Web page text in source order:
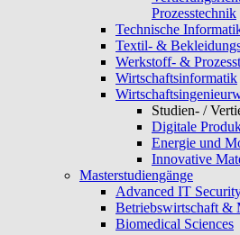
Prozesstechnik
Technische
Textil- &
Werkstoff- &
Wirtschaftsinformatik
Studien- /
Digitale
Energie und
Innovative
Masterstudiengänge
Advanced IT
Betriebswirtschaft &
Biomedical Sciences